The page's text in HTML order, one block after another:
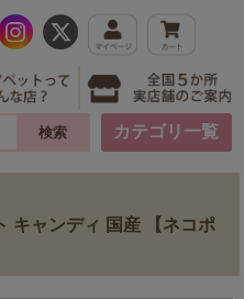
カテゴリ一覧
キャンディ 国産 【ネコポ